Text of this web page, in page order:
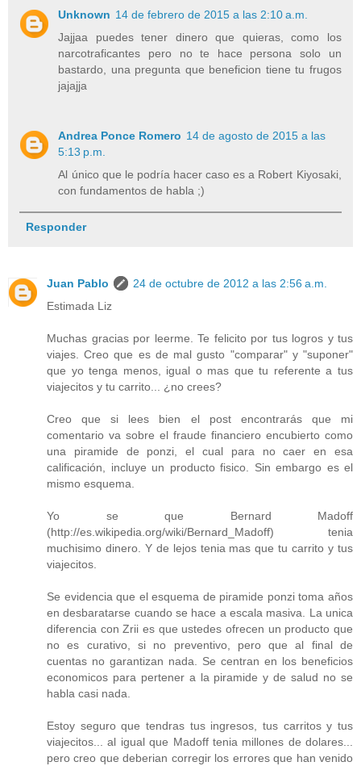
Unknown 14 de febrero de 2015 a las 2:10 a.m.
Jajjaa puedes tener dinero que quieras, como los
narcotraficantes pero no te hace persona solo un
bastardo, una pregunta que beneficion tiene tu frugos
jajajja
Andrea Ponce Romero 14 de agosto de 2015 a las
5:13 p.m.
Al único que le podría hacer caso es a Robert Kiyosaki,
con fundamentos de habla ;)
Responder
Juan Pablo
24 de octubre de 2012 a las 2:56 a.m.
Estimada Liz
Muchas gracias por leerme. Te felicito por tus logros y tus
viajes. Creo que es de mal gusto "comparar" y "suponer"
que yo tenga menos, igual o mas que tu referente a tus
viajecitos y tu carrito... ¿no crees?
Creo que si lees bien el post encontrarás que mi
comentario va sobre el fraude financiero encubierto como
una piramide de ponzi, el cual para no caer en esa
calificación, incluye un producto fisico. Sin embargo es el
mismo esquema.
Yo se que Bernard Madoff
(http://es.wikipedia.org/wiki/Bernard_Madoff) tenia
muchisimo dinero. Y de lejos tenia mas que tu carrito y tus
viajecitos.
Se evidencia que el esquema de piramide ponzi toma años
en desbaratarse cuando se hace a escala masiva. La unica
diferencia con Zrii es que ustedes ofrecen un producto que
no es curativo, si no preventivo, pero que al final de
cuentas no garantizan nada. Se centran en los beneficios
economicos para pertener a la piramide y de salud no se
habla casi nada.
Estoy seguro que tendras tus ingresos, tus carritos y tus
viajecitos... al igual que Madoff tenia millones de dolares...
pero creo que deberian corregir los errores que han venido